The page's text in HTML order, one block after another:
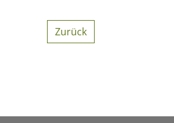
Zurück